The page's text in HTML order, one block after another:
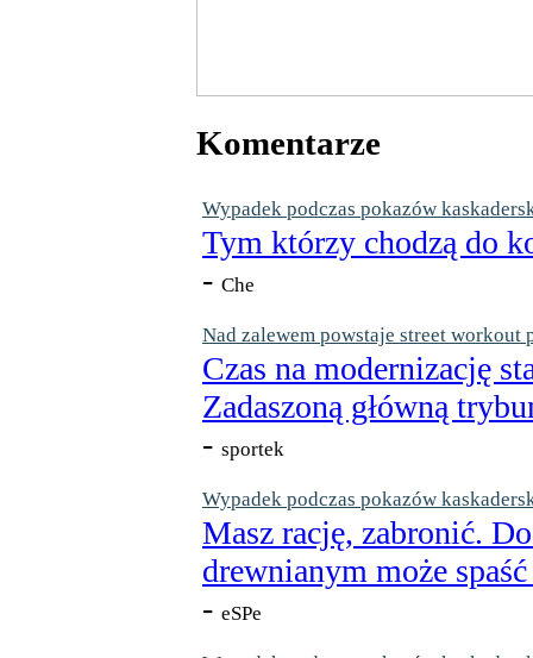
Komentarze
Wypadek podczas pokazów
Tym którzy chodzą do
- Che
Nad zalewem powstaje street workout
Czas na modernizację
Zadaszoną główną
- sportek
Wypadek podczas pokazów
Masz rację, zabronić.
drewnianym może
- eSPe